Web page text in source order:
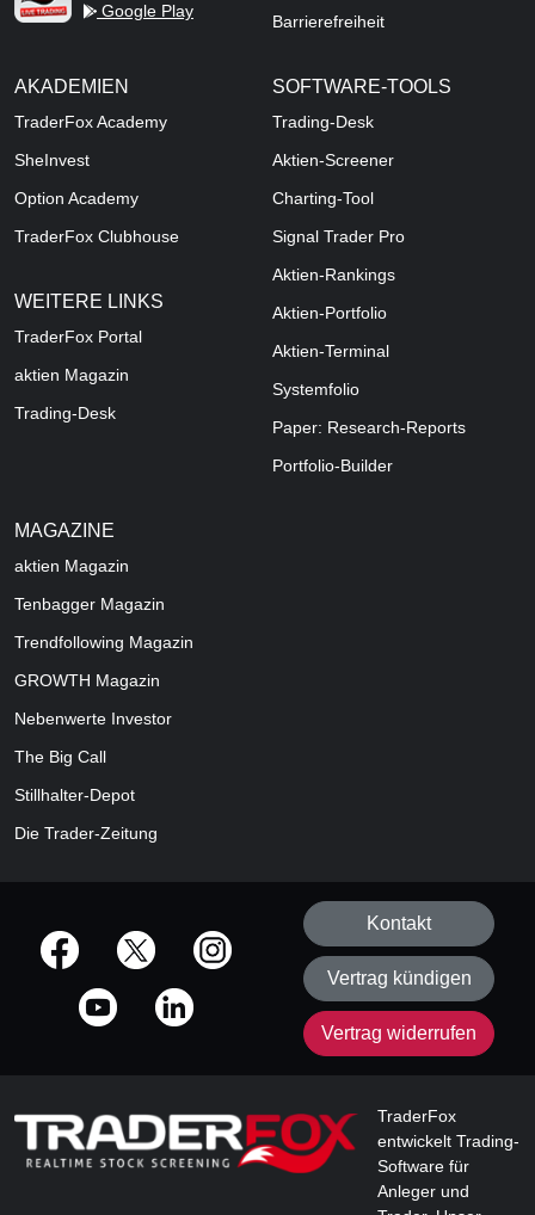
Google Play
Barrierefreiheit
AKADEMIEN
TraderFox Academy
SheInvest
Option Academy
TraderFox Clubhouse
WEITERE LINKS
TraderFox Portal
aktien Magazin
Trading-Desk
SOFTWARE-TOOLS
Trading-Desk
Aktien-Screener
Charting-Tool
Signal Trader Pro
Aktien-Rankings
Aktien-Portfolio
Aktien-Terminal
Systemfolio
Paper: Research-Reports
Portfolio-Builder
MAGAZINE
aktien Magazin
Tenbagger Magazin
Trendfollowing Magazin
GROWTH Magazin
Nebenwerte Investor
The Big Call
Stillhalter-Depot
Die Trader-Zeitung
offizielle Social Media-Accounts
Kontakt
Vertrag kündigen
Vertrag widerrufen
TraderFox
entwickelt Trading-
Software für
Anleger und